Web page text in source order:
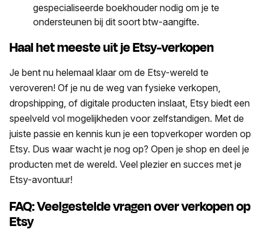
gespecialiseerde boekhouder nodig om je te
ondersteunen bij dit soort btw-aangifte.
Haal het meeste uit je Etsy-verkopen
Je bent nu helemaal klaar om de Etsy-wereld te
veroveren! Of je nu de weg van fysieke verkopen,
dropshipping, of digitale producten inslaat, Etsy biedt een
speelveld vol mogelijkheden voor zelfstandigen. Met de
juiste passie en kennis kun je een topverkoper worden op
Etsy. Dus waar wacht je nog op? Open je shop en deel je
producten met de wereld. Veel plezier en succes met je
Etsy-avontuur!
FAQ: Veelgestelde vragen over verkopen op
Etsy